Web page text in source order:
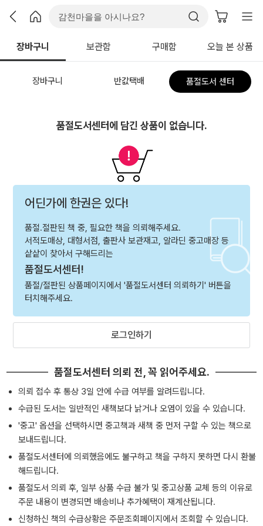
장바구니 보관함 구매함 오늘 본 상품
장바구니 반값택배 품절도서 센터
품절도서센터에 담긴 상품이 없습니다.
어딘가에 한권은 있다!
품절.절판된 책 중, 필요한 책을 의뢰해주세요.
서적도매상, 대형서점, 출판사 보관재고, 알라딘 중고매장 등
샅샅이 찾아서 구해드리는
품절도서센터!
품절/절판된 상품페이지에서 '품절도서센터 의뢰하기' 버튼을
터치해주세요.
로그인하기
품절도서센터 의뢰 전, 꼭 읽어주세요.
의뢰 접수 후 통상 3일 안에 수급 여부를 알려드립니다.
수급된 도서는 일반적인 새책보다 낡거나 오염이 있을 수 있습니다.
'중고' 옵션을 선택하시면 중고책과 새책 중 먼저 구할 수 있는 책으로
보내드립니다.
품절도서센터에 의뢰했음에도 불구하고 책을 구하지 못하면 다시 환불
해드립니다.
품절도서 의뢰 후, 일부 상품 수급 불가 및 중고상품 교체 등의 이유로
주문 내용이 변경되면 배송비나 추가혜택이 재계산됩니다.
신청하신 책의 수급상황은 주문조회페이지에서 조회할 수 있습니다.